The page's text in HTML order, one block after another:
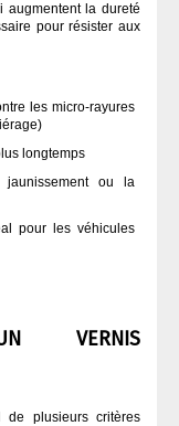
augmentent la dureté
pour résister aux
les micro-rayures
longtemps
ou la
pour les véhicules
VERNIS
de plusieurs critères